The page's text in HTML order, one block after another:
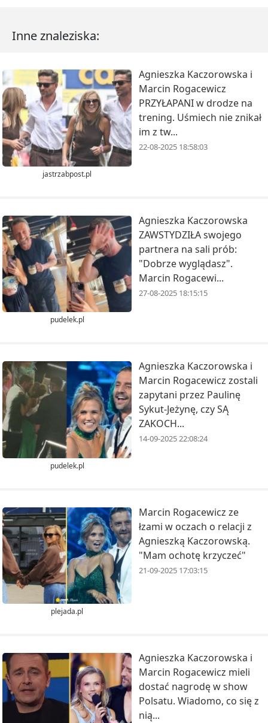
Inne znaleziska:
jastrzabpost.pl
Agnieszka Kaczorowska i
Marcin Rogacewicz
PRZYŁAPANI w drodze na
trening. Uśmiech nie znikał
im z tw...
22-08-2025 18:58:03
pudelek.pl
Agnieszka Kaczorowska
ZAWSTYDZIŁA swojego
partnera na sali prób:
"Dobrze wyglądasz".
Marcin Rogacewi...
27-08-2025 18:15:15
pudelek.pl
Agnieszka Kaczorowska i
Marcin Rogacewicz zostali
zapytani przez Paulinę
Sykut-Jeżynę, czy SĄ
ZAKOCH...
14-09-2025 22:08:24
plejada.pl
Marcin Rogacewicz ze
łzami w oczach o relacji z
Agnieszką Kaczorowską.
"Mam ochotę krzyczeć"
21-09-2025 17:03:15
Agnieszka Kaczorowska i
Marcin Rogacewicz mieli
dostać nagrodę w show
Polsatu. Wiadomo, co się z
nią...